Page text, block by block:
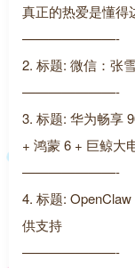
真正的热爱是懂得
———————-
2. 标题: 微信：张
———————-
3. 标题: 华为畅享
+ 鸿蒙 6 + 巨鲸大
———————-
4. 标题:
供支持
———————-